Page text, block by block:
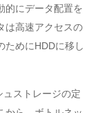
的にデータ配置を
は高速アクセスの
ためにHDDに移し
ストレージの定